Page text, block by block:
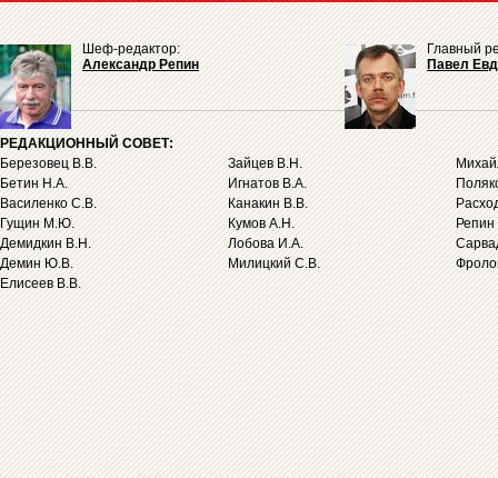
Шеф-редактор:
Александр Репин
Главный
Павел
РЕДАКЦИОННЫЙ СОВЕТ:
Березовец В.В.
Бетин Н.А.
Василенко С.В.
Гущин М.Ю.
Демидкин В.Н.
Демин Ю.В.
Елисеев В.В.
Зайцев В.Н.
Игнатов В.А.
Канакин В.В.
Кумов А.Н.
Лобова И.А.
Милицкий С.В.
Репин